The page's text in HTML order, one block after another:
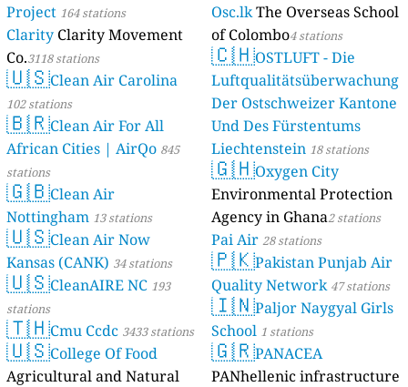
Project 164 stations
Clarity Clarity Movement
Co.3118 stations
🇺🇸Clean Air Carolina
102 stations
🇧🇷Clean Air For All
African Cities | AirQo 845
stations
🇬🇧Clean Air
Nottingham 13 stations
🇺🇸Clean Air Now
Kansas (CANK) 34 stations
🇺🇸CleanAIRE NC 193
stations
🇹🇭Cmu Ccdc 3433 stations
🇺🇸College Of Food
Agricultural and Natural
Osc.lkThe Overseas School
of Colombo4 stations
🇨🇭OSTLUFT - Die
Luftqualitätsüberwachung
Der Ostschweizer Kantone
Und Des Fürstentums
Liechtenstein 18 stations
🇬🇭Oxygen City
Environmental Protection
Agency in Ghana2 stations
Pai Air 28 stations
🇵🇰Pakistan Punjab Air
Quality Network 47 stations
🇮🇳Paljor Naygyal Girls
School 1 stations
🇬🇷PANACEA
PANhellenic infrastructure